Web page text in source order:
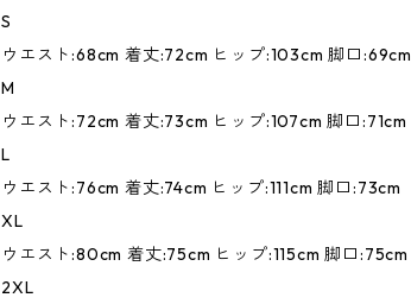
S
ウエスト:68cm 着丈:72cm ヒップ:103cm 脚口:69cm
M
ウエスト:72cm 着丈:73cm ヒップ:107cm 脚口:71cm
L
ウエスト:76cm 着丈:74cm ヒップ:111cm 脚口:73cm
XL
ウエスト:80cm 着丈:75cm ヒップ:115cm 脚口:75cm
2XL